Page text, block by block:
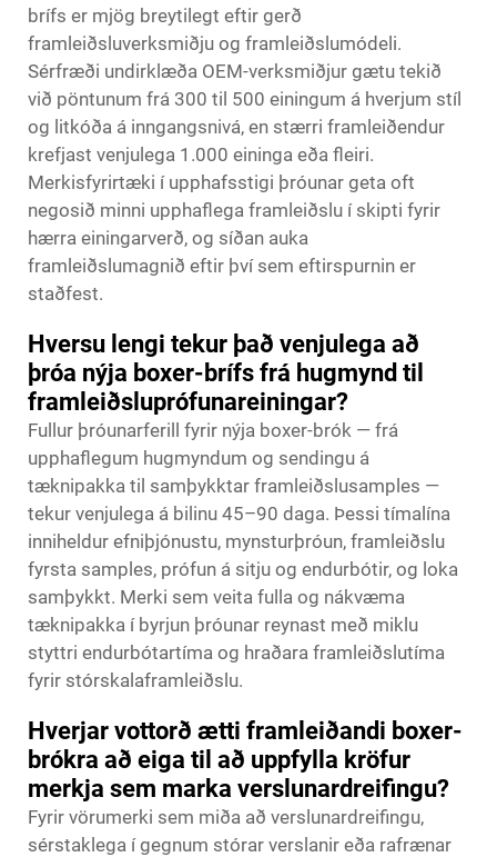
brífs er mjög breytilegt eftir gerð
framleiðsluverksmiðju og framleiðslumódeli.
Sérfræði undirklæða OEM-verksmiðjur gætu tekið
við pöntunum frá 300 til 500 einingum á hverjum stíl
og litkóða á inngangsnivá, en stærri framleiðendur
krefjast venjulega 1.000 eininga eða fleiri.
Merkisfyrirtæki í upphafsstigi þróunar geta oft
negosið minni upphaflega framleiðslu í skipti fyrir
hærra einingarverð, og síðan auka
framleiðslumagnið eftir því sem eftirspurnin er
staðfest.
Hversu lengi tekur það venjulega að
þróa nýja boxer-brífs frá hugmynd til
framleiðsluprófunareiningar?
Fullur þróunarferill fyrir nýja boxer-brók — frá
upphaflegum hugmyndum og sendingu á
tæknipakka til samþykktar framleiðslusamples —
tekur venjulega á bilinu 45–90 daga. Þessi tímalína
inniheldur efniþjónustu, mynsturþróun, framleiðslu
fyrsta samples, prófun á sitju og endurbótir, og loka
samþykkt. Merki sem veita fulla og nákvæma
tæknipakka í byrjun þróunar reynast með miklu
styttri endurbótartíma og hraðara framleiðslutíma
fyrir stórskalaframleiðslu.
Hverjar vottorð ætti framleiðandi boxer-
brókra að eiga til að uppfylla kröfur
merkja sem marka verslunardreifingu?
Fyrir vörumerki sem miða að verslunardreifingu,
sérstaklega í gegnum stórar verslanir eða rafrænar